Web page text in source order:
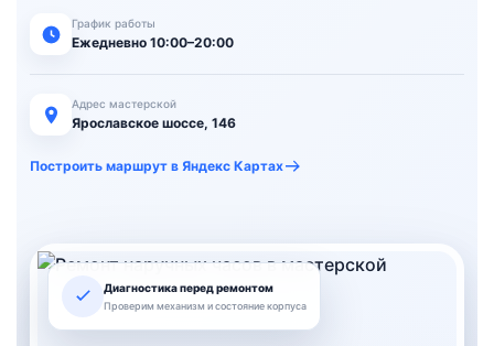
График работы
Ежедневно 10:00–20:00
Адрес мастерской
Ярославское шоссе, 146
Построить маршрут в Яндекс Картах
Диагностика перед ремонтом
Проверим механизм и состояние корпуса